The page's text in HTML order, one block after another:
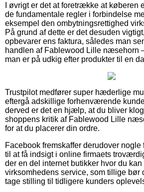
I øvrigt er det at foretrække at køberen
de fundamentale regler i forbindelse
eksempel den ombytningsrettighed
På grund af dette er det desuden
opbevarer ens faktura, således man
handlen af Fablewood Lille næsehorn
man er på udkig efter produkter til en
Trustpilot medfører super hæderlige
eftergå adskillige forhenværende
derved er det en hjælp, at du bliver
shoppens kritik af Fablewood Lille
for at du placerer din ordre.
Facebook fremskaffer derudover
til at få indsigt i online firmaets
der en del internet butikker hvor du
virksomhedens service, som tillige bør
tage stilling til tidligere kunders